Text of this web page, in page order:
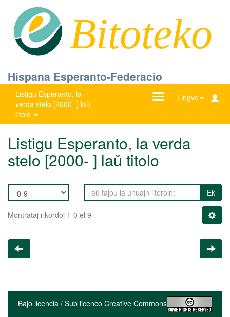
Bitoteko
Hispana Esperanto-Federacio
Listigu Esperanto, la
verda stelo [2000- ] laŭ
titolo
Lingvo
Ŝanĝu
Listigu Esperanto, la verda
stelo [2000- ] laŭ titolo
Ek
Montrataj rikordoj 1-0 el 9
Bajo licencia / Sub licenco Creative Commons